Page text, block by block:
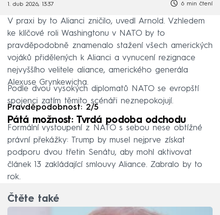
1. dub 2026, 13:37 6 min čtení
V praxi by to Alianci zničilo, uvedl Arnold. Vzhledem
ke klíčové roli Washingtonu v NATO by to
pravděpodobně znamenalo stažení všech amerických
vojáků přidělených k Alianci a vynucení rezignace
nejvyššího velitele aliance, amerického generála
Alexuse Grynkewicha.
Podle dvou vysokých diplomatů NATO se evropští
spojenci zatím těmito scénáři neznepokojují.
Pravděpodobnost: 2/5
Pátá možnost: Tvrdá podoba odchodu
Formální vystoupení z NATO s sebou nese obtížné
právní překážky: Trump by musel nejprve získat
podporu dvou třetin Senátu, aby mohl aktivovat
článek 13 zakládající smlouvy Aliance. Zabralo by to
rok.
Čtěte také